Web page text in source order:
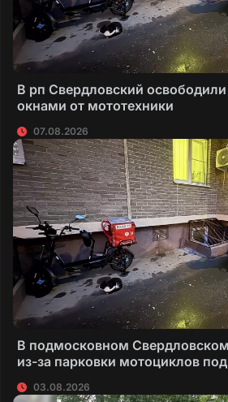
В рп Свердловский
окнами от мототехники
07.08.2026
В подмосковном
из-за парковки мотоциклов
03.08.2026